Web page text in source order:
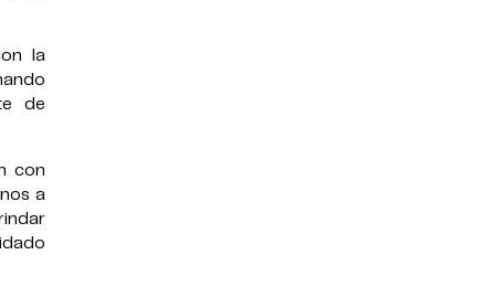
la
de
con
a